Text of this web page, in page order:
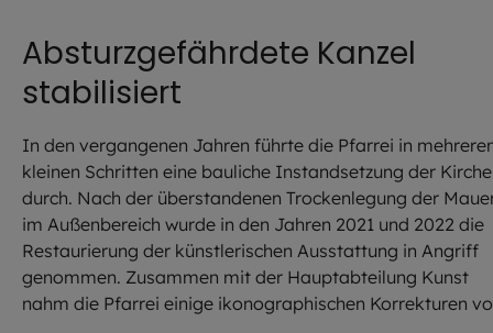
Absturzgefährdete Kanzel
stabilisiert
In den vergangenen Jahren führte die Pfarrei in
kleinen Schritten eine bauliche Instandsetzung der Kirche
durch. Nach der überstandenen Trockenlegung der
im Außenbereich wurde in den Jahren 2021 und 2022 die
Restaurierung der künstlerischen Ausstattung in Angriff
genommen. Zusammen mit der Hauptabteilung Kunst
nahm die Pfarrei einige ikonographischen Korrekturen